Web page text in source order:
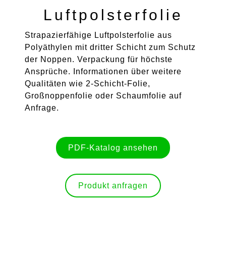
Luftpolsterfolie
Strapazierfähige Luftpolsterfolie aus
Polyäthylen mit dritter Schicht zum Schutz
der Noppen. Verpackung für höchste
Ansprüche. Informationen über weitere
Qualitäten wie 2-Schicht-Folie,
Großnoppenfolie oder Schaumfolie auf
Anfrage.
PDF-Katalog ansehen
Produkt anfragen